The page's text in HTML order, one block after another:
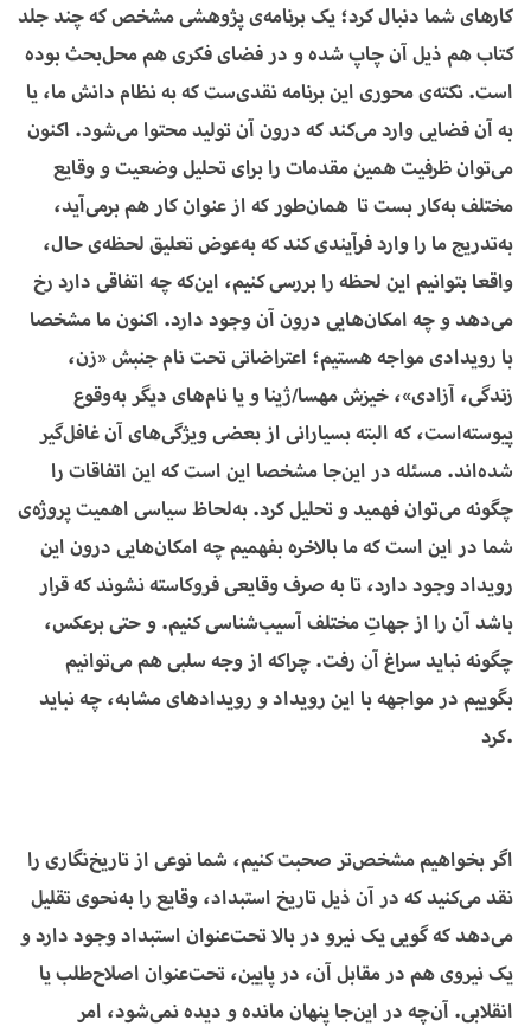
کارهای شما دنبال کرد؛ یک برنامه‌ی پژوهشی مشخص که چند جلد
کتاب هم ذیل آن چاپ شده و در فضای فکری هم محل‌بحث بوده
است. نکته‌ی محوری این برنامه نقدی‌ست که به نظام دانش ما، یا
به آن فضایی وارد می‌کند که درون آن تولید محتوا می‌شود. اکنون
می‌توان ظرفیت همین مقدمات را برای تحلیل وضعیت و وقایع
مختلف به‌کار بست تا همان‌طور که از عنوان کار هم برمی‌آید،
به‌تدریج ما را وارد فرآیندی کند که به‌عوض تعلیق لحظه‌ی حال،
واقعا بتوانیم این لحظه را بررسی کنیم، این‌که چه اتفاقی دارد رخ
می‌دهد و چه امکان‌هایی درون آن وجود دارد. اکنون ما مشخصا
با رویدادی مواجه هستیم؛ اعتراضاتی تحت نام جنبش «زن،
زندگی، آزادی»، خیزش مهسا/ژینا و یا نام‌های دیگر به‌وقوع
پیوسته‌است، که البته بسیارانی از بعضی ویژگی‌های آن غافل‌گیر
شده‌اند. مسئله در این‌جا مشخصا این است که این اتفاقات را
چگونه می‌توان فهمید و تحلیل کرد. به‌لحاظ سیاسی اهمیت پروژه‌ی
شما در این است که ما بالاخره بفهمیم چه امکان‌هایی درون این
رویداد وجود دارد، تا به صرف وقایعی فروکاسته نشوند که قرار
باشد آن را از جهاتِ مختلف آسیب‌شناسی کنیم. و حتی برعکس،
چگونه نباید سراغ آن رفت. چراکه از وجه سلبی هم می‌توانیم
بگوییم در مواجهه با این رویداد و رویدادهای مشابه، چه نباید
کرد.
اگر بخواهیم مشخص‌تر صحبت کنیم، شما نوعی از تاریخ‌نگاری را
نقد می‌کنید که در آن ذیل تاریخ استبداد، وقایع را به‌نحوی تقلیل
می‌دهد که گویی یک نیرو در بالا تحت‌عنوان استبداد وجود دارد و
یک نیروی هم در مقابل آن، در پایین، تحت‌عنوان اصلاح‌طلب یا
انقلابی. آن‌چه در این‌جا پنهان مانده و دیده نمی‌شود، امر